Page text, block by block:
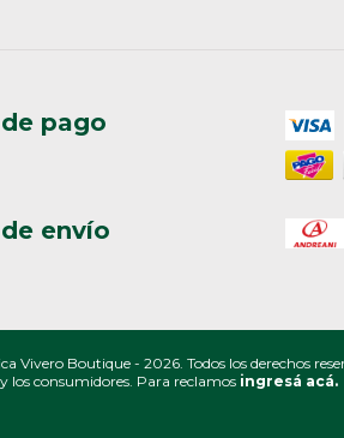
pago
envío
Vivero Boutique - 2026. Todos los derechos
los consumidores. Para reclamos ingresá acá.